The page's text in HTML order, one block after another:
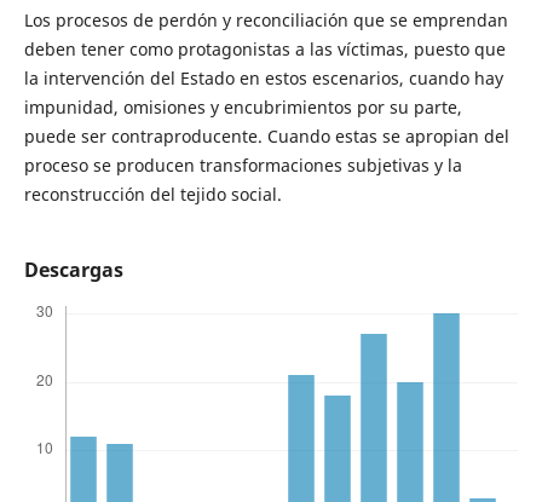
Los procesos de perdón y reconciliación que se emprendan
deben tener como protagonistas a las víctimas, puesto que
la intervención del Estado en estos escenarios, cuando hay
impunidad, omisiones y encubrimientos por su parte,
puede ser contraproducente. Cuando estas se apropian del
proceso se producen transformaciones subjetivas y la
reconstrucción del tejido social.
Descargas